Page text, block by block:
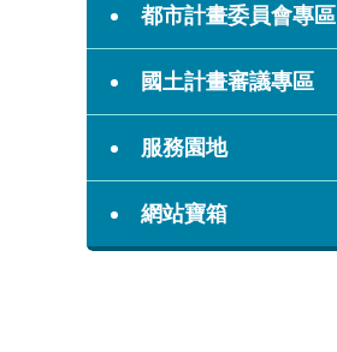
都市計畫委員會專區
國土計畫審議專區
服務園地
網站寶箱